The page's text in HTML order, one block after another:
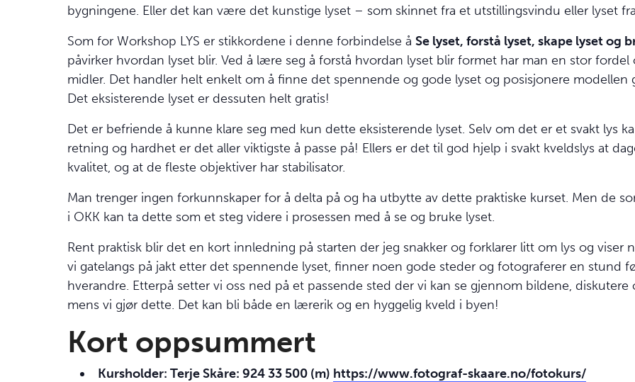
bygningene. Eller det kan være det kunstige lyset – som skinnet fra et utstillingsvindu eller lyset
Som for Workshop LYS er stikkordene i denne forbindelse å Se lyset, forstå lyset, skape lyset og
påvirker hvordan lyset blir. Ved å lære seg å forstå hvordan lyset blir formet har man en stor fordel
midler. Det handler helt enkelt om å finne det spennende og gode lyset og posisjonere modellen
Det eksisterende lyset er dessuten helt gratis!
Det er befriende å kunne klare seg med kun dette eksisterende lyset. Selv om det er et svakt lys
retning og hardhet er det aller viktigste å passe på! Ellers er det til god hjelp i svakt kveldslys at
kvalitet, og at de fleste objektiver har stabilisator.
Man trenger ingen forkunnskaper for å delta på og ha utbytte av dette praktiske kurset. Men de
i OKK kan ta dette som et steg videre i prosessen med å se og bruke lyset.
Rent praktisk blir det en kort innledning på starten der jeg snakker og forklarer litt om lys og viser
vi gatelangs på jakt etter det spennende lyset, finner noen gode steder og fotograferer en stund
hverandre. Etterpå setter vi oss ned på et passende sted der vi kan se gjennom bildene,
mens vi gjør dette. Det kan bli både en lærerik og en hyggelig kveld i byen!
Kort oppsummert
Kursholder: Terje Skåre: 924 33 500 (m) https://www.fotograf-skaare.no/fotokurs/